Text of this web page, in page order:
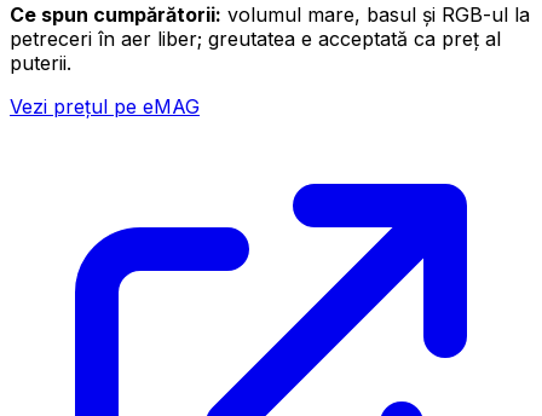
Ce spun cumpărătorii: volumul mare, basul și RGB-ul la
petreceri în aer liber; greutatea e acceptată ca preț al
puterii.
Vezi prețul pe eMAG